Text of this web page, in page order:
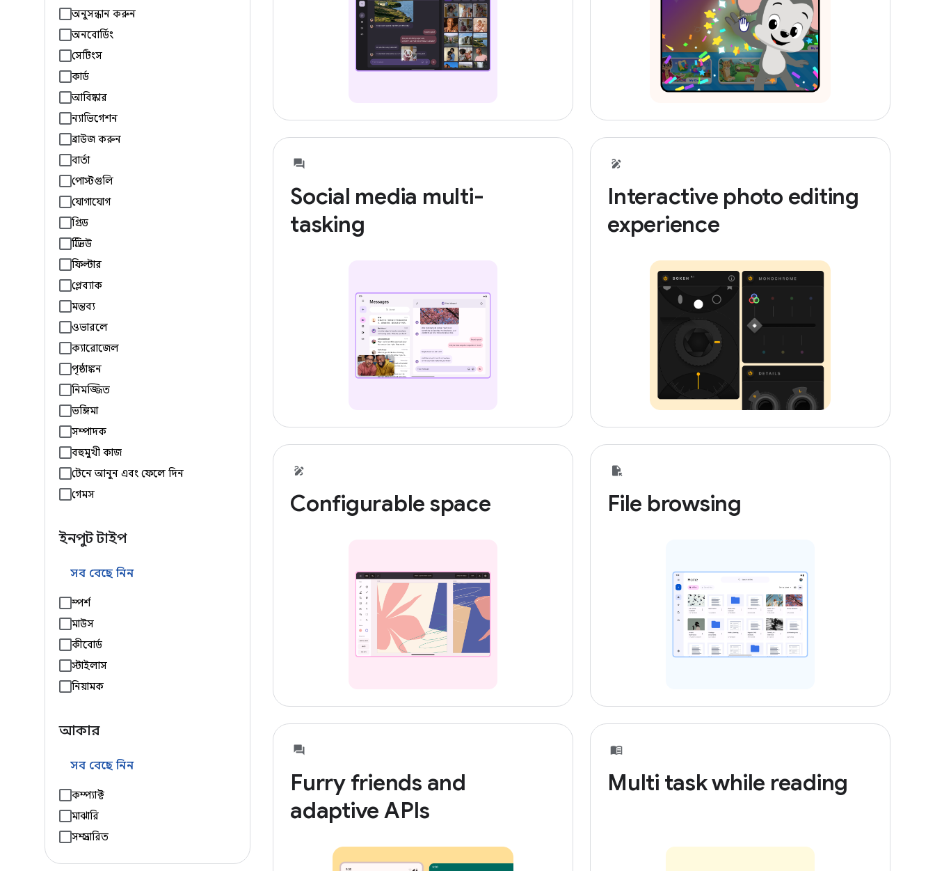
অনুসন্ধান করুন
অনবোর্ডিং
সেটিংস
কার্ড
আবিষ্কার
ন্যাভিগেশন
ব্রাউজ করুন
বার্তা
পোস্টগুলি
যোগাযোগ
গ্রিড
প্রিভিউ
ফিল্টার
প্লেব্যাক
মন্তব্য
ওভারলে
ক্যারোজেল
পৃষ্ঠাঙ্কন
নিমজ্জিত
ভঙ্গিমা
সম্পাদক
বহুমুখী কাজ
টেনে আনুন এবং ফেলে দিন
গেমস
ইনপুট টাইপ
সব বেছে নিন
স্পর্শ
মাউস
কীবোর্ড
স্টাইলাস
নিয়ামক
আকার
সব বেছে নিন
কম্প্যাক্ট
মাঝারি
সম্প্রসারিত
Social media multi-
tasking
Interactive photo editing
experience
Configurable space File browsing
Furry friends and
adaptive APIs
Multi task while reading